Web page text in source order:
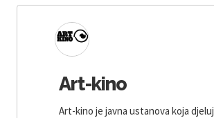
Art-kino
Art-kino je javna ustanova koja